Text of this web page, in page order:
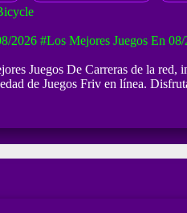
2026 #Los Mejores Juegos En
Juegos De Carreras de la
de Juegos Friv en línea.